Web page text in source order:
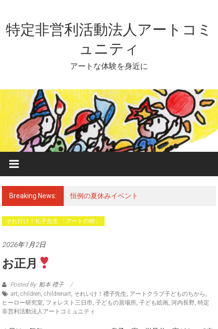
content
特定非営利活動法人アートコミ
ュニティ
アートな体験を身近に
Breaking News: 恒例の夏休みイベント
それ行け！礼子先生 「アートの樹」
2026年1月2日
お正月
Posted By: 船本 禮子
art,children,childrenart, それいけ！禮子先生, アートクラブ子どものちから ,
ヒーロー研究室, フォレスト三日市,子どもの居場所,子ども絵画,河内長野,特定
非営利活動法人アートコミュニティ